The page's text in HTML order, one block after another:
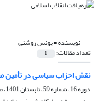
نویسنده =یونس روشنی
تعداد مقالات: 1
نقش احزاب سیاسی در تأمین
دوره 16، شماره 59، تابستان 1401، صفحه